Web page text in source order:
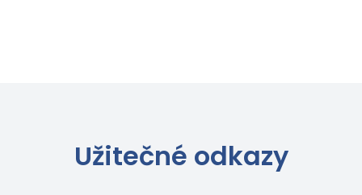
Užitečné odkazy